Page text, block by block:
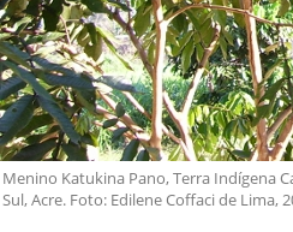
Menino Katukina Pano, Terra Indígena
Sul, Acre. Foto: Edilene Coffaci de Lima,